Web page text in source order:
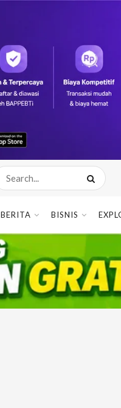
BERITA BISNIS